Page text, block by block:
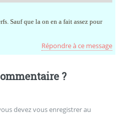
Sauf que la on en a fait assez pour
Répondre à ce message
?
devez vous enregistrer au